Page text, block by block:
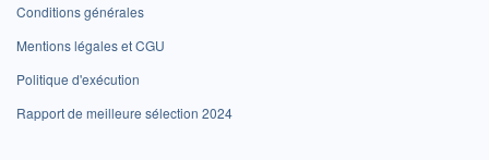
Conditions générales
Mentions légales et CGU
Politique d'exécution
Rapport de meilleure sélection 2024